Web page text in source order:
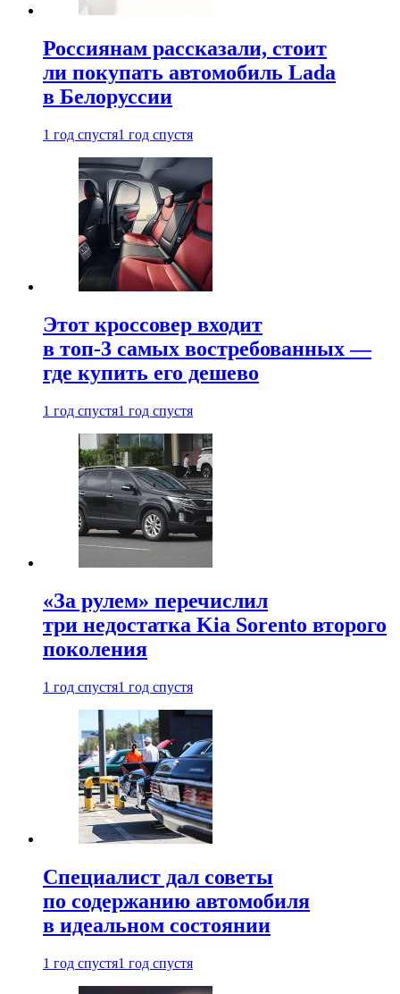
Россиянам рассказали, стоит
ли покупать автомобиль Lada
в Белоруссии
1 год спустя1 год спустя
Этот кроссовер входит
в топ-3 самых востребованных —
где купить его дешево
1 год спустя1 год спустя
«За рулем» перечислил
три недостатка Kia Sorento второго
поколения
1 год спустя1 год спустя
Специалист дал советы
по содержанию автомобиля
в идеальном состоянии
1 год спустя1 год спустя